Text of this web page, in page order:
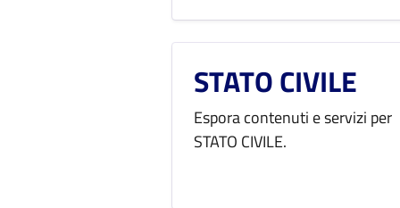
STATO CIVILE
Espora contenuti e servizi per
STATO CIVILE.